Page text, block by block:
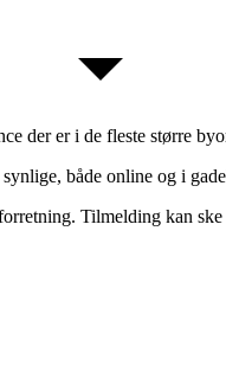
der er i de fleste større
både online og i
Tilmelding kan